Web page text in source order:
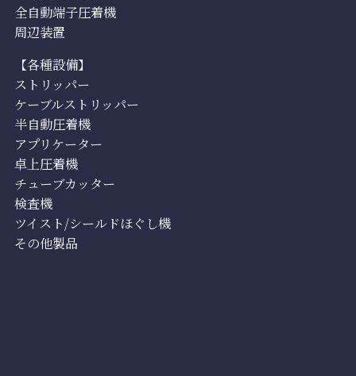
全自動端子圧着機
周辺装置
【各種設備】
ストリッパー
ケーブルストリッパー
半自動圧着機
アプリケーター
卓上圧着機
チューブカッター
検査機
ツイスト/シールドほぐし機
その他製品